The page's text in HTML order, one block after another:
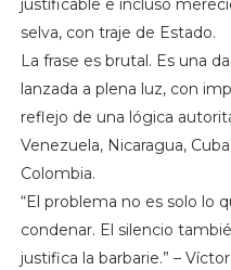
justificable e incluso
selva, con traje de Estado.
La frase es brutal. Es una
lanzada a plena luz, con
reflejo de una lógica
Venezuela, Nicaragua,
Colombia.
“El problema no es solo lo
condenar. El silencio
justifica la barbarie.” –